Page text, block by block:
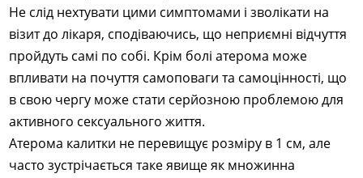
Не слід нехтувати цими симптомами і зволікати на
візит до лікаря, сподіваючись, що неприємні відчуття
пройдуть самі по собі. Крім болі атерома може
впливати на почуття самоповаги та самоцінності, що
в свою чергу може стати серйозною проблемою для
активного сексуального життя.
Атерома калитки не перевищує розміру в 1 см, але
часто зустрічається таке явище як множинна